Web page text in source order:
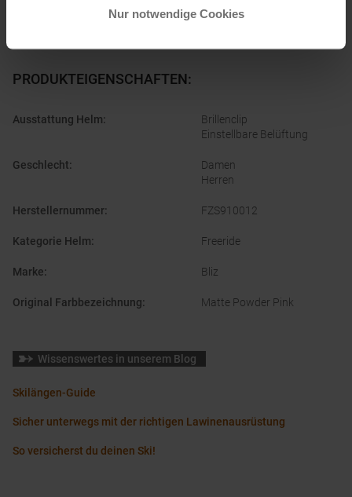
Nur notwendige Cookies
PRODUKTEIGENSCHAFTEN:
Ausstattung Helm:
Brillenclip
Einstellbare Belüftung
Geschlecht:
Damen
Herren
Herstellernummer: FZS910012
Kategorie Helm: Freeride
Marke: Bliz
Original Farbbezeichnung: Matte Powder Pink
Wissenswertes in unserem Blog
Skilängen-Guide
Sicher unterwegs mit der richtigen Lawinenausrüstung
So versicherst du deinen Ski!